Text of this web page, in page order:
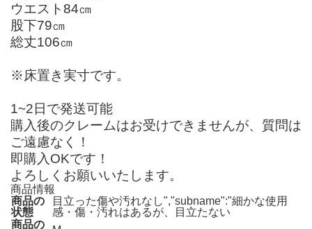
ウエスト84㎝
股下79㎝
総丈106㎝
※床置き実寸です。
1~2日で発送可能
購入後のクレームはお受けできませんが、質問は
ご遠慮なく！
即購入OKです！
よろしくお願いいたします。
商品情報
商品の
状態
目立った傷や汚れなし","subname":"細かな使用
感・傷・汚れはあるが、目立たない
商品の